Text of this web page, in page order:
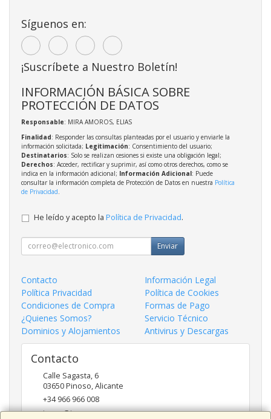
Síguenos en:
¡Suscríbete a Nuestro Boletín!
INFORMACIÓN BÁSICA SOBRE
PROTECCIÓN DE DATOS
Responsable: MIRA AMOROS, ELIAS
Finalidad: Responder las consultas planteadas por el usuario y enviarle la
información solicitada; Legitimación: Consentimiento del usuario;
Destinatarios: Solo se realizan cesiones si existe una obligación legal;
Derechos: Acceder, rectificar y suprimir, así como otros derechos, como se
indica en la información adicional; Información Adicional: Puede
consultar la información completa de Protección de Datos en nuestra Política
de Privacidad
He leído y acepto la Política de Privacidad.
Enviar
Contacto
Información Legal
Política Privacidad
Política de Cookies
Condiciones de Compra
Formas de Pago
¿Quienes Somos?
Servicio Técnico
Dominios y Alojamientos
Antivirus y Descargas
Contacto
Calle Sagasta, 6
03650Pinoso,Alicante
+34 966 966 008
inges@inges.es